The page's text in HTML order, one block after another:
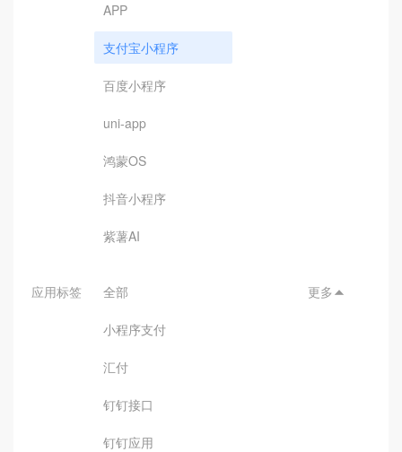
APP
支付宝小程序
百度小程序
uni-app
鸿蒙OS
抖音小程序
紫薯AI
应用标签 全部
小程序支付
汇付
钉钉接口
钉钉应用
更多 